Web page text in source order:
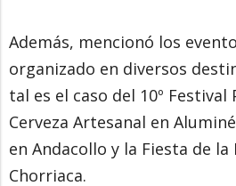
Además, mencionó los
organizado en diversos
tal es el caso del 10º Festival
Cerveza Artesanal en
en Andacollo y la Fiesta de la
Chorriaca.